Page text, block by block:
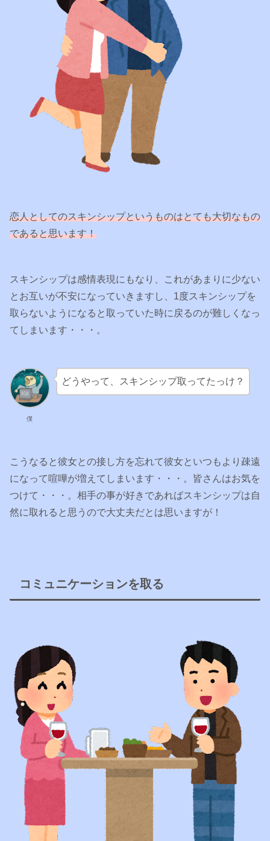
恋人としてのスキンシップというものはとても大切なもの
であると思います！
スキンシップは感情表現にもなり、これがあまりに少ない
とお互いが不安になっていきますし、1度スキンシップを
取らないようになると取っていた時に戻るのが難しくなっ
てしまいます・・・。
僕
どうやって、スキンシップ取ってたっけ？
こうなると彼女との接し方を忘れて彼女といつもより疎遠
になって喧嘩が増えてしまいます・・・。皆さんはお気を
つけて・・・。相手の事が好きであればスキンシップは自
然に取れると思うので大丈夫だとは思いますが！
コミュニケーションを取る